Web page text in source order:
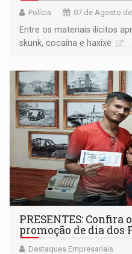
Polícia 07 de Agosto
Entre os materiais ilícitos
skunk, cocaína e haxixe
PRESENTES: Confira
promoção de dia dos
Destaques Empresariais